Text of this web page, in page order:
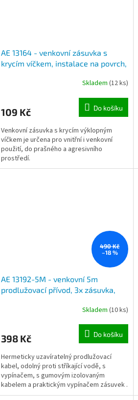
AE 13164 - venkovní zásuvka s
krycím víčkem, instalace na povrch,
Skladem (12 ks)
109 Kč Do košíku
Venkovní zásuvka s krycím výklopným
víčkem je určena pro vnitřní i venkovní
použití, do prašného a agresivního
prostředí.
490 Kč
–18 %
AE 13192-5M - venkovní 5m
prodlužovací přívod, 3x zásuvka,
Skladem (10 ks)
398 Kč Do košíku
Hermeticky uzavíratelný prodlužovací
kabel, odolný proti stříkající vodě, s
vypínačem, s gumovým izolovaným
kabelem a praktickým vypínačem zásuvek .
Použití vnitřní i venkovní.